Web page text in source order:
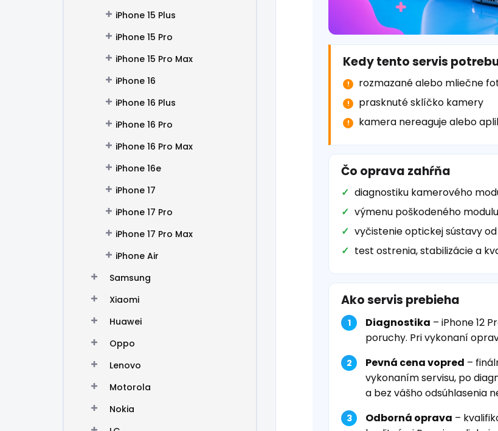
iPhone 15 Plus
iPhone 15 Pro
iPhone 15 Pro Max
iPhone 16
iPhone 16 Plus
iPhone 16 Pro
iPhone 16 Pro Max
iPhone 16e
iPhone 17
iPhone 17 Pro
iPhone 17 Pro Max
iPhone Air
Samsung
Xiaomi
Huawei
Oppo
Lenovo
Motorola
Nokia
Kedy tento servis
rozmazané alebo mliečne
prasknuté sklíčko kamery
kamera nereaguje alebo
Čo oprava zahŕňa
diagnostiku kamerového
výmenu poškodeného
vyčistenie optickej sústavy
test ostrenia, stabilizácie a
Ako servis prebieha
Diagnostika – iPhone 12
poruchy. Pri vykonaní
Pevná cena vopred –
vykonaním servisu, po
a bez vášho odsúhlasenia
Odborná oprava –